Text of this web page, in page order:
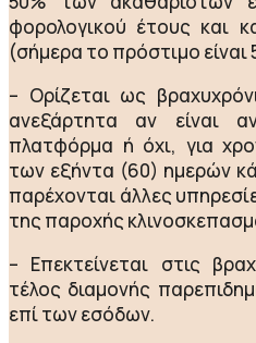
φορολογικού έτους και
(σήμερα το πρόστιμο
– Ορίζεται ως
ανεξάρτητα αν είναι
πλατφόρμα ή όχι, για
των εξήντα (60) ημερών
παρέχονται άλλες
της παροχής
– Επεκτείνεται στις
τέλος διαμονής
επί των εσόδων.